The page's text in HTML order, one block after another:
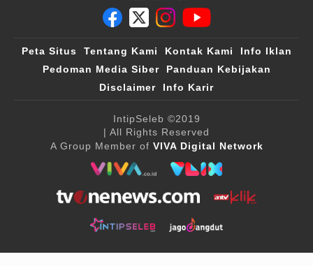
Peta Situs Tentang Kami Kontak Kami
Info Iklan
Pedoman Media Siber
Panduan Kebijakan
Disclaimer
Info Karir
IntipSeleb ©2019
| All Rights Reserved
A Group Member of VIVA Digital Network